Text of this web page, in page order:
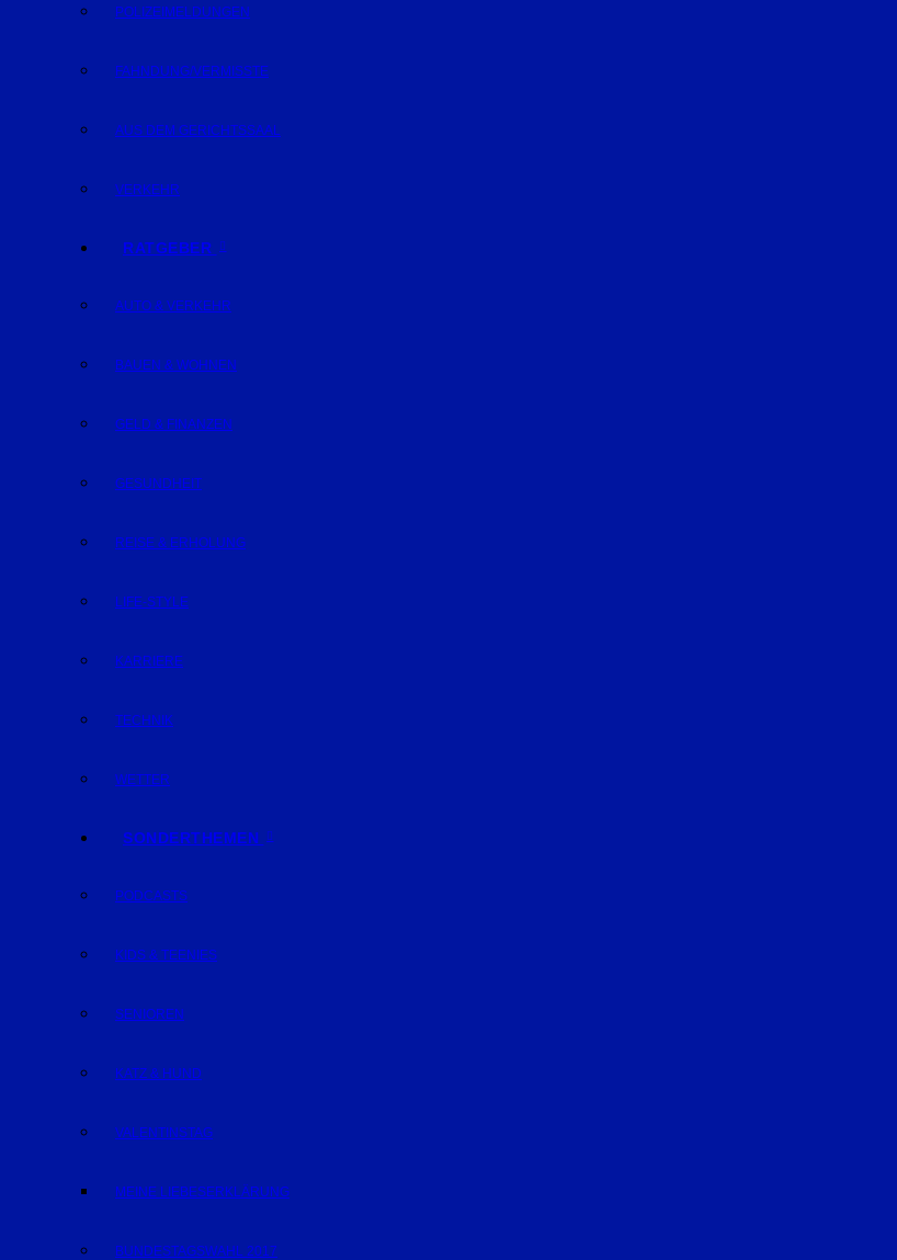
POLIZEIMELDUNGEN
FAHNDUNG/VERMISSTE
AUS DEM GERICHTSSAAL
VERKEHR
RATGEBER
AUTO & VERKEHR
BAUEN & WOHNEN
GELD & FINANZEN
GESUNDHEIT
REISE & ERHOLUNG
LIFE-STYLE
KARRIERE
TECHNIK
WETTER
SONDERTHEMEN
PODCASTS
KIDS & TEENIES
SENIOREN
KATZ & HUND
VALENTINSTAG
MEINE LIEBESERKLÄRUNG
BUNDESTAGSWAHL 2017